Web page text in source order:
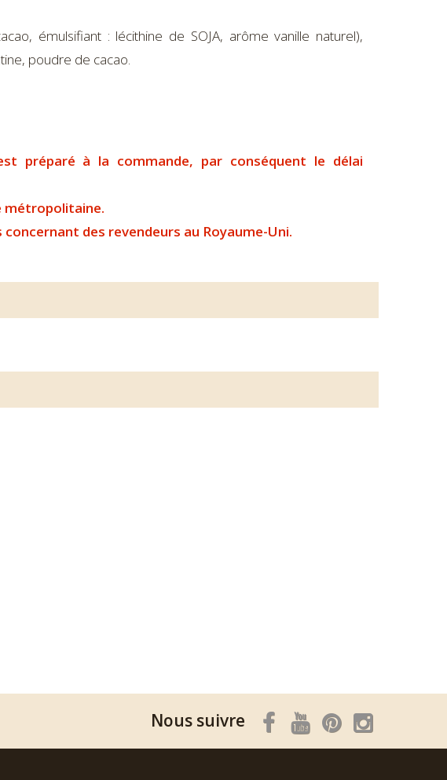
émulsifiant : lécithine de SOJA, arôme vanille naturel),
poudre de cacao.
préparé à la commande, par conséquent le délai
métropolitaine.
des revendeurs au Royaume-Uni.
Nous suivre